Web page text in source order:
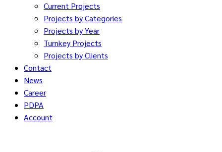
Current Projects
Projects by Categories
Projects by Year
Turnkey Projects
Projects by Clients
Contact
News
Career
PDPA
Account